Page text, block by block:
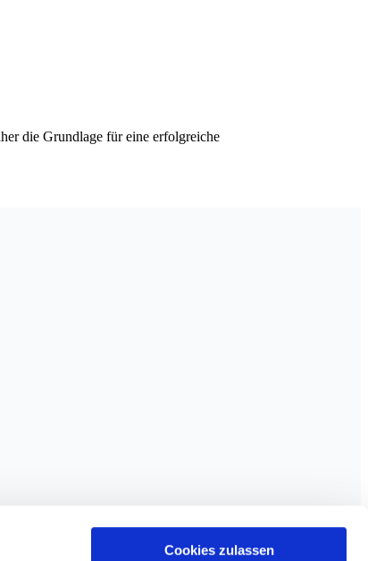
Cookies zulassen
die Grundlage für eine erfolgreiche